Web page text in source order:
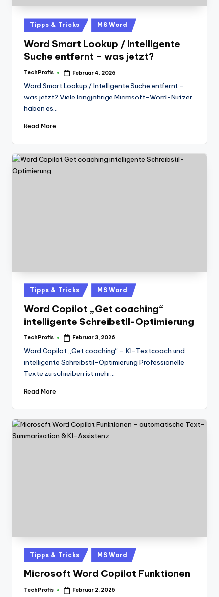
Posted
in
Tipps & Tricks MS Word
Word Smart Lookup / Intelligente
Suche entfernt – was jetzt?
Posted
TechProfis Februar 4, 2026
Word Smart Lookup / Intelligente Suche entfernt –
was jetzt? Viele langjährige Microsoft-Word-Nutzer
haben es…
Read More
Posted
in
Tipps & Tricks MS Word
Word Copilot „Get coaching“
intelligente Schreibstil-Optimierung
Posted
TechProfis Februar 3, 2026
Word Copilot „Get coaching“ – KI-Textcoach und
intelligente Schreibstil-Optimierung Professionelle
Texte zu schreiben ist mehr…
Read More
Posted
in
Tipps & Tricks MS Word
Microsoft Word Copilot Funktionen
Posted
TechProfis Februar 2, 2026